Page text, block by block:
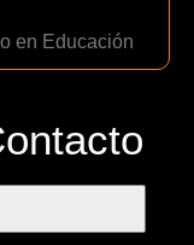
en Educación